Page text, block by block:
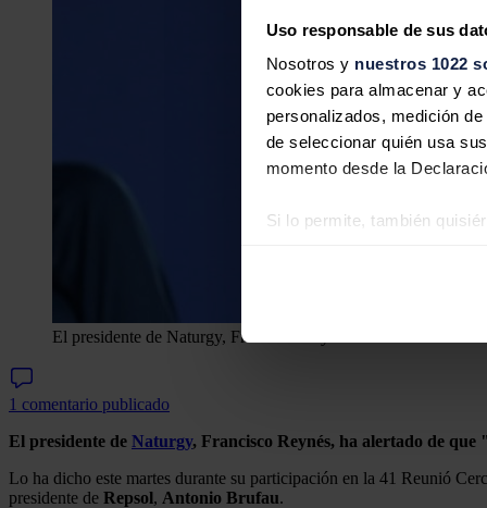
Uso responsable de sus
Nosotros y nuestros 1022
cookies para almacenar y
personalizados, medición
de seleccionar quién usa
momento desde la
Si lo permite, también
redes sociales, publicidad y
El presidente de Naturgy, Francisco Reynés.
1 comentario publicado
El presidente de Naturgy, Francisco Reynés, ha alertado de que
Lo ha dicho este martes durante su participación en la 41 Reunió
presidente de Repsol, Antonio Brufau.